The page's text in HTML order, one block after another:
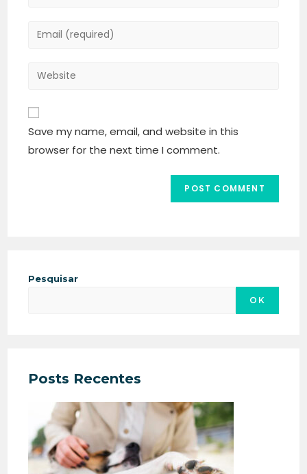
Save my name, email, and website in this
browser for the next time I comment.
Pesquisar
OK
Posts Recentes